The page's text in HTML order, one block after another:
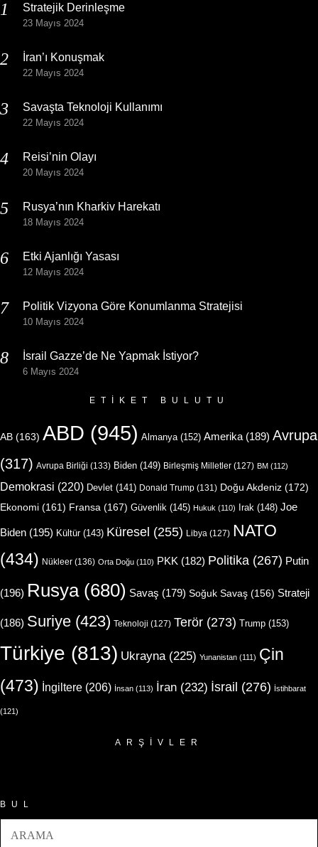
Stratejik Derinleşme
23 Mayıs 2024
İran’ı Konuşmak
22 Mayıs 2024
Savaşta Teknoloji Kullanımı
22 Mayıs 2024
Reisi’nin Olayı
20 Mayıs 2024
Rusya’nın Kharkiv Harekatı
18 Mayıs 2024
Etki Ajanlığı Yasası
12 Mayıs 2024
Politik Vizyona Göre Konumlanma Stratejisi
10 Mayıs 2024
İsrail Gazze’de Ne Yapmak İstiyor?
6 Mayıs 2024
ETIKET BULUTU
AB (163) ABD (945) Almanya (152) Amerika (189) Avrupa
(317) Avrupa Birliği (133) Biden (149) Birleşmiş Milletler (127) BM (112)
Demokrasi (220) Devlet (141) Donald Trump (131) Doğu Akdeniz (172)
Ekonomi (161) Fransa (167) Güvenlik (145) Hukuk (110) Irak (148) Joe
Biden (195) Kültür(143) Küresel (255) Libya (127) NATO
(434) Nükleer (136) Orta Doğu (110) PKK (182) Politika (267) Putin
(196) Rusya(680) Savaş (179) Soğuk Savaş (156) Strateji
(186) Suriye (423) Teknoloji (127) Terör (273) Trump (153)
Türkiye (813) Ukrayna (225) Yunanistan (111) Çin
(473) İngiltere (206) İnsan (113) İran (232) İsrail (276) İstihbarat
(121)
ARŞIVLER
BUL